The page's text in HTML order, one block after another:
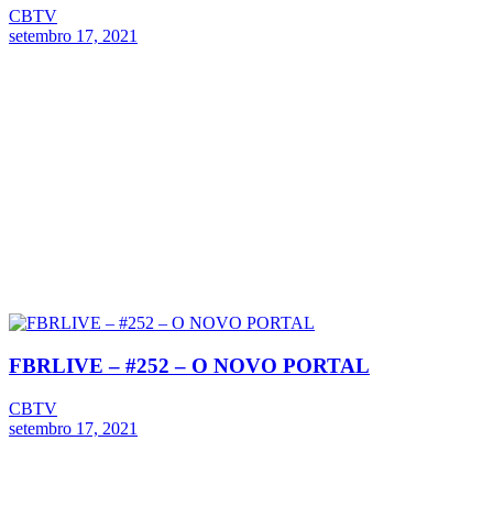
CBTV
setembro 17, 2021
FBRLIVE – #252 – O NOVO PORTAL
CBTV
setembro 17, 2021